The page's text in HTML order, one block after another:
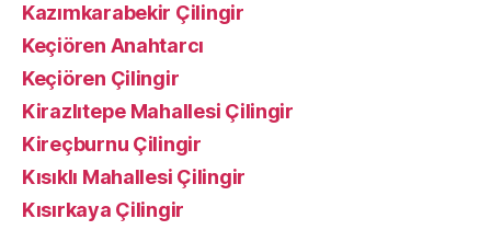
Kazımkarabekir Çilingir
Keçiören Anahtarcı
Keçiören Çilingir
Kirazlıtepe Mahallesi Çilingir
Kireçburnu Çilingir
Kısıklı Mahallesi Çilingir
Kısırkaya Çilingir